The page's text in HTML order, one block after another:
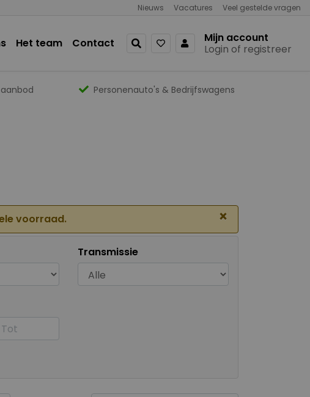
Nieuws Vacatures Veel gestelde vragen
Het team Contact
Mijn account
Login of registreer
Personenauto's & Bedrijfswagens
voorraad. ×
Transmissie